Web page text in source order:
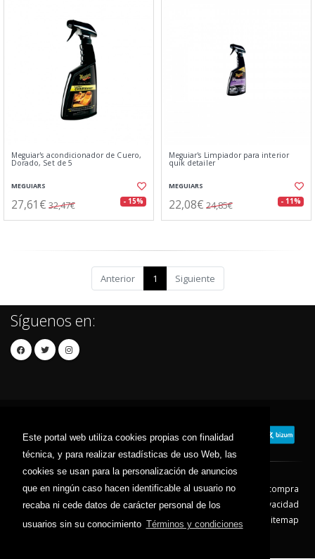
Este portal web utiliza cookies propias con finalidad
técnica, y para realizar estadísticas de uso Web, las
cookies se usan para la personalización de anuncios
que en ningún caso hacen identificable al usuario no
recaba ni cede datos de carácter personal de los
usuarios sin su conocimiento Términos y condiciones
Meguiar's acondicionador de Cuero,
Dorado, Set de 5
MEGUIARS
27,61€ 32,47€ - 15%
Meguiar's Limpiador para interior
quik detailer
MEGUIARS
22,08€ 24,85€ - 11%
Anterior 1 Siguiente
Síguenos en:
Contacto Aviso Legal
Condiciones de compra
Política de envíos
Política de devolución
Política de Privacidad
Política de Cookies
Sitemap